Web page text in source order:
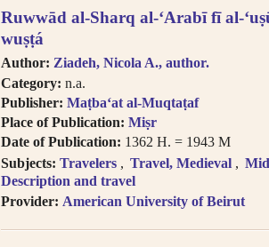
Searches you perform on this
descriptive information about
and Arabic, but not the full texts of
searching technologies for Arabic
to introduce full-text searching.
Books in multi-volume works
search results. In the book viewer,
titles” to read the other volumes.
Click on hyper-linked metadata
the same category.
Transliteration (for consonants)
theLOC transliteration system.
Ruwwād al-Sharq al-ʻArabī fī al-
wuṣṭá
Author: Ziadeh, Nicola A., author.
Category: n.a.
Publisher: Maṭbaʻat al-Muqtaṭaf
Place of Publication: Miṣr
Date of Publication: 1362 H. = 1943 M
Subjects: Travelers Travel, Medieval
Description and travel
Provider: American University of Beirut